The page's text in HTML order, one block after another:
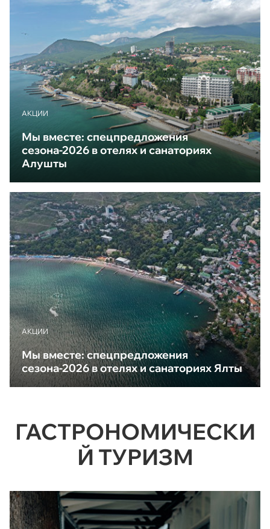
АКЦИИ
Мы вместе: спецпредложения
сезона-2026 в отелях и санаториях
Алушты
АКЦИИ
Мы вместе: спецпредложения
сезона-2026 в отелях и санаториях Ялты
ГАСТРОНОМИЧЕСКИ
Й ТУРИЗМ